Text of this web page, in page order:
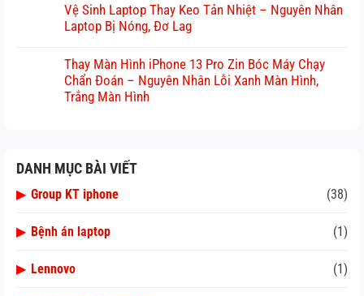
Vệ Sinh Laptop Thay Keo Tản Nhiệt – Nguyên Nhân
Laptop Bị Nóng, Đơ Lag
Thay Màn Hình iPhone 13 Pro Zin Bóc Máy Chạy
Chẩn Đoán – Nguyên Nhân Lỗi Xanh Màn Hình,
Trắng Màn Hình
DANH MỤC BÀI VIẾT
▶ Group KT iphone (38)
▶ Bệnh án laptop (1)
▶ Lennovo (1)